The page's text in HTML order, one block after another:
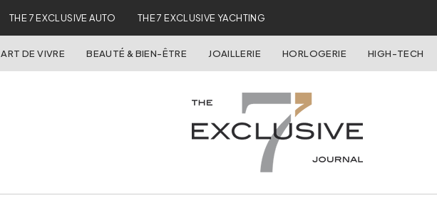
THE 7 EXCLUSIVE AUTO THE 7 EXCLUSIVE YACHTING
ART DE VIVRE BEAUTÉ & BIEN-ÊTRE JOAILLERIE HORLOGERIE HIGH-TECH